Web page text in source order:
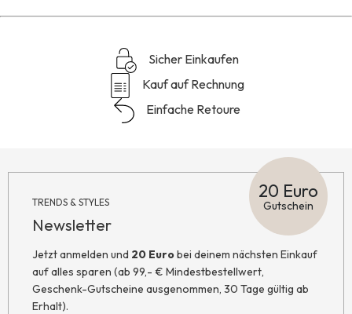
Sicher Einkaufen
Kauf auf Rechnung
Einfache Retoure
TRENDS & STYLES
Newsletter
20 Euro
Gutschein
Jetzt anmelden und 20 Eurobei deinem nächsten Einkauf
auf alles sparen (ab 99,- € Mindestbestellwert,
Geschenk-Gutscheine ausgenommen, 30 Tage gültig ab
Erhalt).